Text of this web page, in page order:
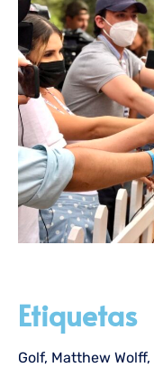
Etiquetas
Golf, Matthew Wolff,